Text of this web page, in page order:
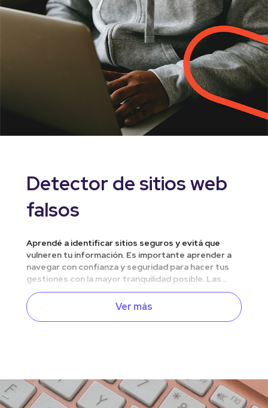
Detector de sitios web
falsos
Aprendé a identificar sitios seguros y evitá que
vulneren tu información. Es importante aprender a
navegar con confianza y seguridad para hacer tus
gestiones con la mayor tranquilidad posible. Las...
Ver más